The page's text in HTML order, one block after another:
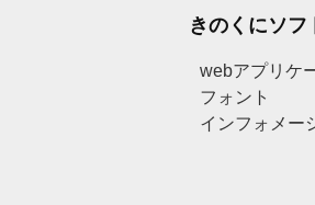
きのくにソフ
webアプリケ
フォント
インフォメー